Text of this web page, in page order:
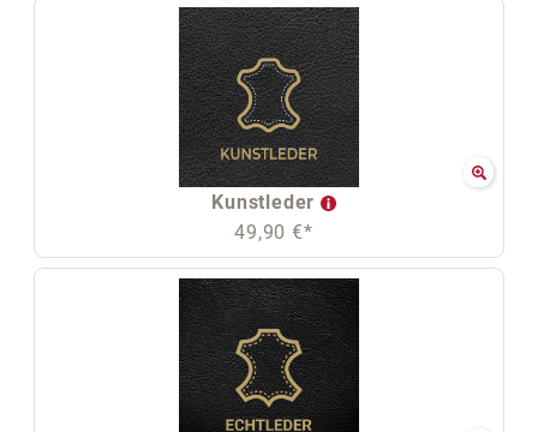
Kunstleder
49,90 €*